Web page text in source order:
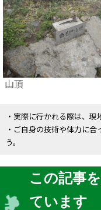
山頂
・実際に行かれる際は、現
・ご自身の技術や体力に
う。
この記事
ています